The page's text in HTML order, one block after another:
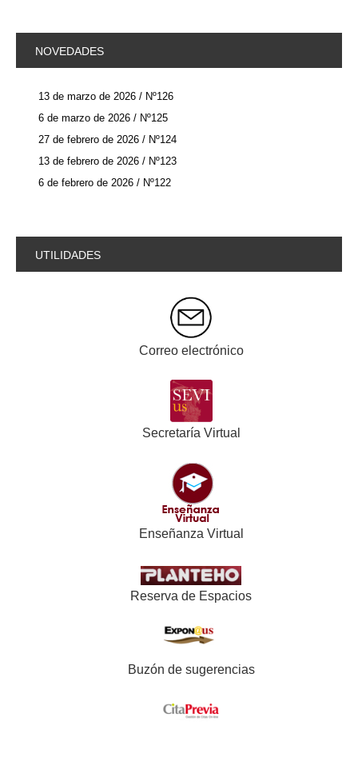
NOVEDADES
13 de marzo de 2026 / Nº126
6 de marzo de 2026 / Nº125
27 de febrero de 2026 / Nº124
13 de febrero de 2026 / Nº123
6 de febrero de 2026 / Nº122
UTILIDADES
Correo electrónico
Secretaría Virtual
Enseñanza Virtual
Reserva de Espacios
Buzón de sugerencias